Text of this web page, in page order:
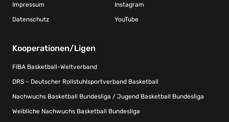
Impressum
Datenschutz
Instagram
YouTube
Kooperationen/Ligen
FIBA Basketball-Weltverband
DRS – Deutscher Rollstuhlsportverband Basketball
Nachwuchs Basketball Bundesliga / Jugend Basketball Bundesliga
Weibliche Nachwuchs Basketball Bundesliga